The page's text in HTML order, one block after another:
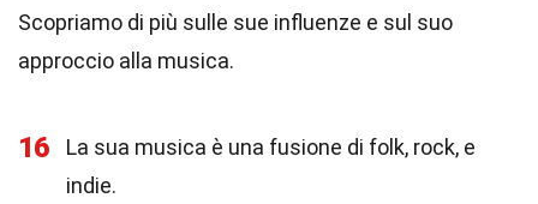
Scopriamo di più sulle sue influenze e sul suo
approccio alla musica.
16
La sua musica è una fusione di folk, rock, e
indie.